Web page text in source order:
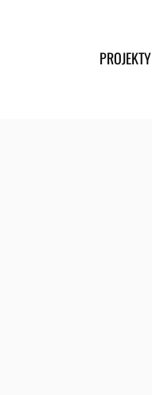
PROJEKTY